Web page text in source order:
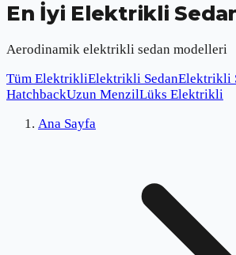
En İyi Elektrikli
Aerodinamik elektrikli sedan modelleri
Tüm ElektrikliElektrikli SedanElektrikli
HatchbackUzun MenzilLüks Elektrikli
Ana Sayfa